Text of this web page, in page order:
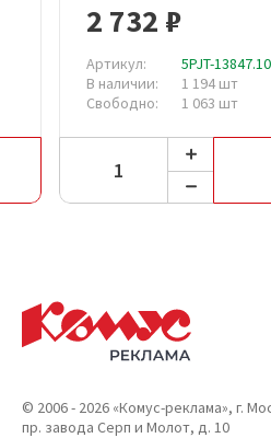
2 732 ₽
Артикул:
5PJT-13847.10
В наличии:
1 194 шт
Свободно:
1 063 шт
© 2006 - 2026 «Комус-реклама», г.
пр. завода Серп и Молот, д. 10